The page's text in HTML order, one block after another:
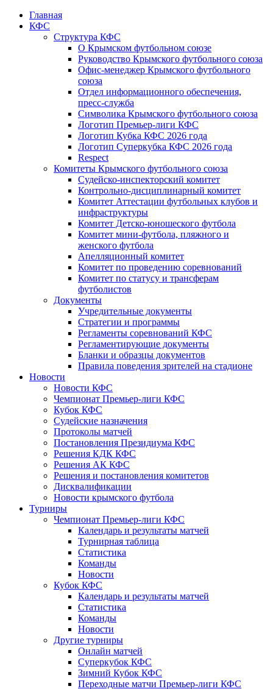
Главная
КФС
Структура КФС
О Крымском футбольном союзе
Руководство Крымского футбольного союза
Офис-менеджер Крымского футбольного
союза
Отдел информационного обеспечения,
пресс-служба
Символика Крымского футбольного союза
Логотип Премьер-лиги КФС
Логотип Кубка КФС 2026 года
Логотип Суперкубка КФС 2026 года
Respect
Комитеты Крымского футбольного союза
Судейско-инспекторский комитет
Контрольно-дисциплинарный комитет
Комитет Аттестации футбольных клубов и
инфраструктуры
Комитет Детско-юношеского футбола
Комитет мини-футбола, пляжного и
женского футбола
Апелляционный комитет
Комитет по проведению соревнований
Комитет по статусу и трансферам
футболистов
Документы
Учредительные документы
Стратегии и программы
Регламенты соревнований КФС
Регламентирующие документы
Бланки и образцы документов
Правила поведения зрителей на стадионе
Новости
Новости КФС
Чемпионат Премьер-лиги КФС
Кубок КФС
Судейские назначения
Протоколы матчей
Постановления Президиума КФС
Решения КДК КФС
Решения АК КФС
Решения и постановления комитетов
Дисквалификации
Новости крымского футбола
Турниры
Чемпионат Премьер-лиги КФС
Календарь и результаты матчей
Турнирная таблица
Статистика
Команды
Новости
Кубок КФС
Календарь и результаты матчей
Статистика
Команды
Новости
Другие турниры
Онлайн матчей
Суперкубок КФС
Зимний Кубок КФС
Переходные матчи Премьер-лиги КФС